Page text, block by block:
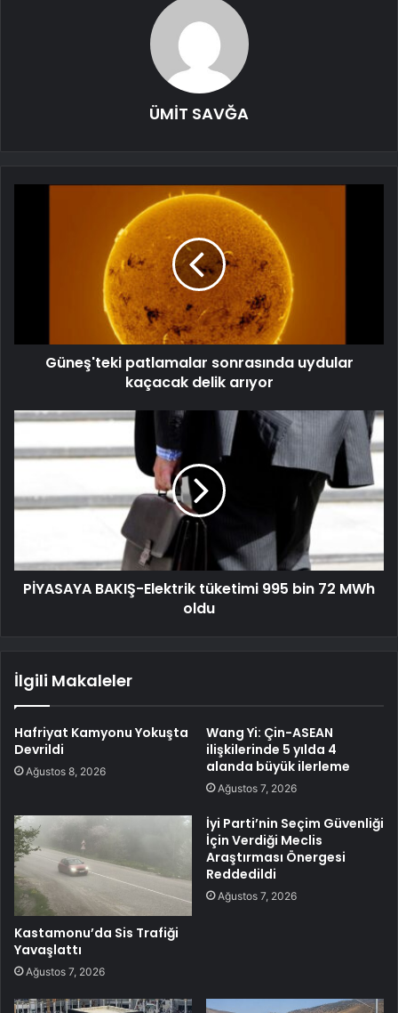
ÜMİT SAVĞA
Güneş'teki patlamalar sonrasında uydular
kaçacak delik arıyor
PİYASAYA BAKIŞ-Elektrik tüketimi 995 bin 72 MWh
oldu
İlgili Makaleler
Hafriyat Kamyonu Yokuşta
Devrildi
Ağustos 8, 2026
Wang Yi: Çin-ASEAN
ilişkilerinde 5 yılda 4
alanda büyük ilerleme
Ağustos 7, 2026
Kastamonu’da Sis Trafiği
Yavaşlattı
Ağustos 7, 2026
İyi Parti’nin Seçim Güvenliği
İçin Verdiği Meclis
Araştırması Önergesi
Reddedildi
Ağustos 7, 2026